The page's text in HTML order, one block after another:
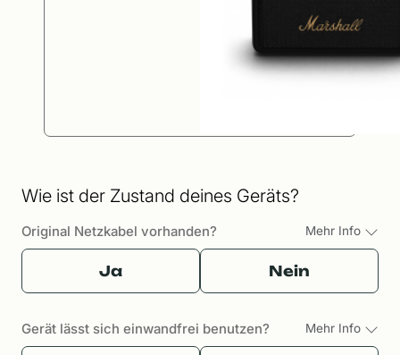
Wie ist der Zustand deines Geräts?
Original Netzkabel vorhanden? Mehr Info
Ja Nein
Gerät lässt sich einwandfrei benutzen? Mehr Info